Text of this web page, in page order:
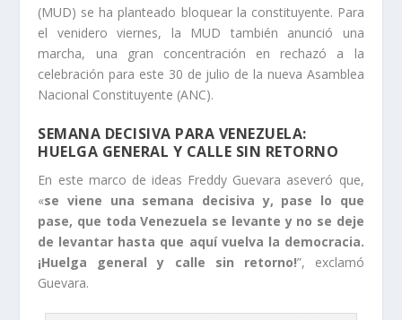
(MUD) se ha planteado bloquear la constituyente. Para
el venidero viernes, la MUD también anunció una
marcha, una gran concentración en rechazó a la
celebración para este 30 de julio de la nueva Asamblea
Nacional Constituyente (ANC).
SEMANA DECISIVA PARA VENEZUELA:
HUELGA GENERAL Y CALLE SIN RETORNO
En este marco de ideas Freddy Guevara aseveró que,
«se viene una semana decisiva y, pase lo que
pase, que toda Venezuela se levante y no se deje
de levantar hasta que aquí vuelva la democracia.
¡Huelga general y calle sin retorno!”, exclamó
Guevara.